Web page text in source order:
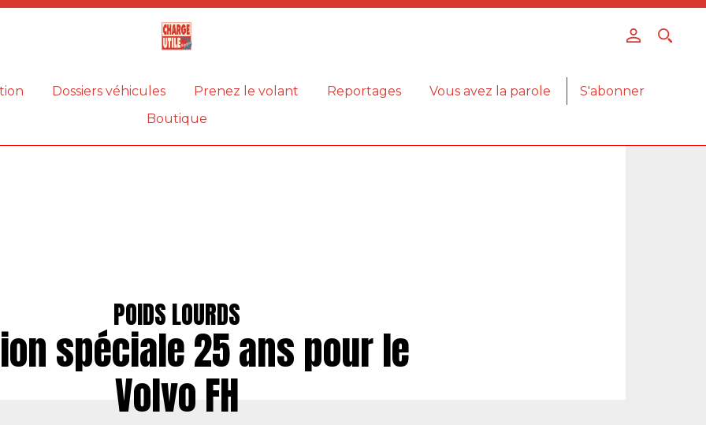
Dossiers véhicules Prenez le volant Reportages Vous avez la parole
S'abonner
Boutique
POIDS LOURDS
spéciale 25 ans pour le
Volvo FH